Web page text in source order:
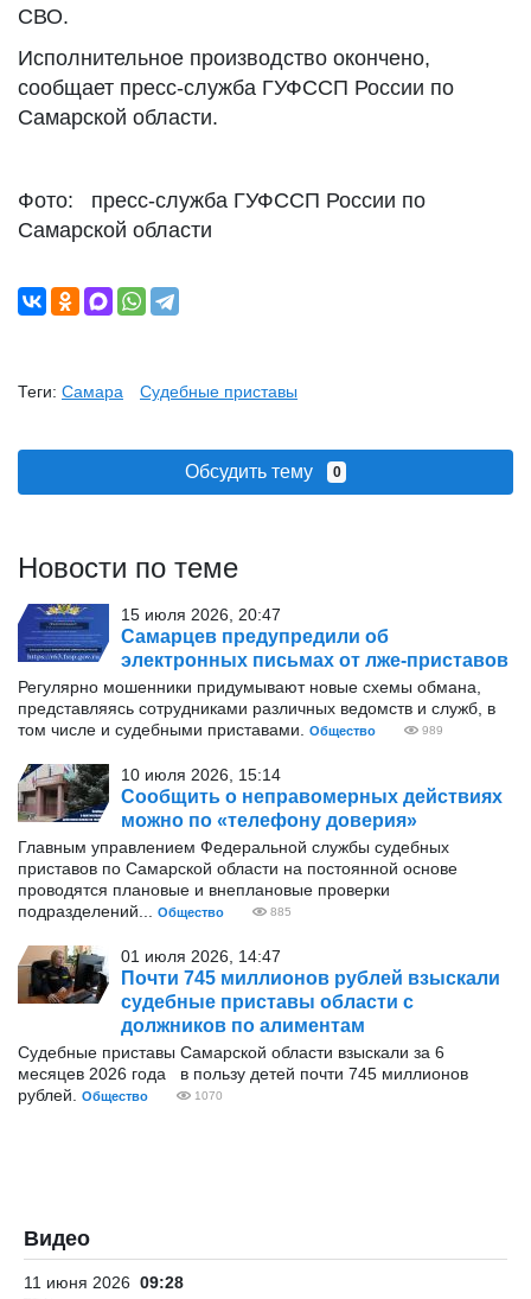
СВО.
Исполнительное производство окончено,
сообщает пресс-служба ГУФССП России по
Самарской области.
Фото: пресс-служба ГУФССП России по
Самарской области
Теги: Самара Судебные приставы
Обсудить тему 0
Новости по теме
15 июля 2026, 20:47
Самарцев предупредили об
электронных письмах от лже-приставов
Регулярно мошенники придумывают новые схемы обмана,
представляясь сотрудниками различных ведомств и служб, в
том числе и судебными приставами.
Общество 989
10 июля 2026, 15:14
Сообщить о неправомерных действиях
можно по «телефону доверия»
Главным управлением Федеральной службы судебных
приставов по Самарской области на постоянной основе
проводятся плановые и внеплановые проверки
подразделений...
Общество 885
01 июля 2026, 14:47
Почти 745 миллионов рублей взыскали
судебные приставы области с
должников по алиментам
Судебные приставы Самарской области взыскали за 6
месяцев 2026 года в пользу детей почти 745 миллионов
рублей.
Общество 1070
Видео
11 июня 2026 09:28